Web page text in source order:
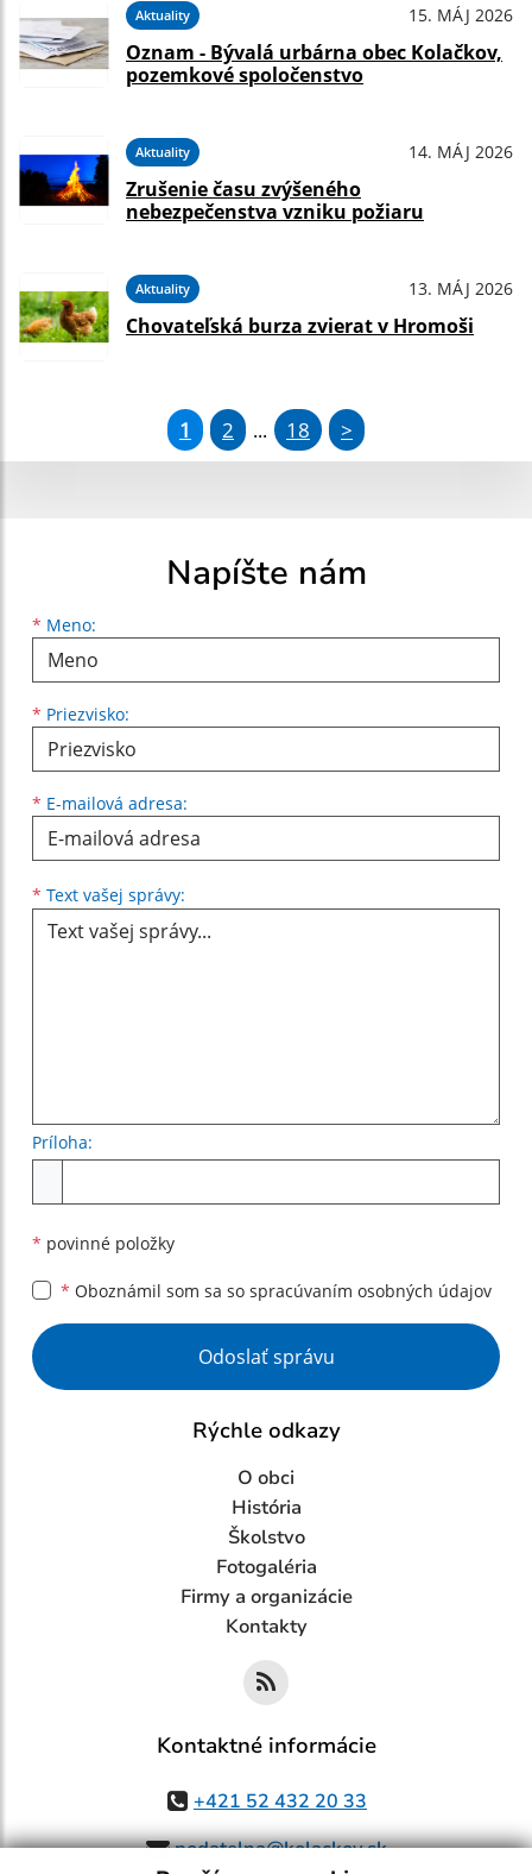
Aktuality 15. MÁJ 2026
Oznam - Bývalá urbárna obec Kolačkov,
pozemkové spoločenstvo
Aktuality 14. MÁJ 2026
Zrušenie času zvýšeného
nebezpečenstva vzniku požiaru
Aktuality 13. MÁJ 2026
Chovateľská burza zvierat v Hromoši
1 2 ... 18 >
Napíšte nám
* Meno:
Meno
* Priezvisko:
Priezvisko
* E-mailová adresa:
E-mailová adresa
* Text vašej správy:
Príloha:
* povinné položky
* Oboznámil som sa so spracúvaním osobných údajov
Google reCaptcha Response
Odoslať správu
Rýchle odkazy
O obci
História
Školstvo
Fotogaléria
Firmy a organizácie
Kontakty
Kontaktné informácie
+421 52 432 20 33
podatelna@kolackov.sk